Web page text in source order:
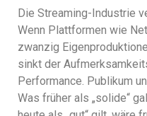
Die Streaming-Industrie
Wenn Plattformen wie
zwanzig
sinkt der
Performance. Publikum
Was früher als „solide“